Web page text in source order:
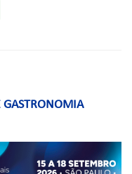
GASTRONOMIA